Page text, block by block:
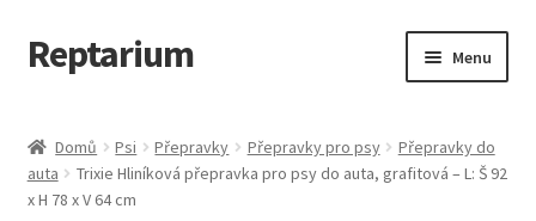
Přeskočit
na
Přejít
k
webu
Reptarium Menu
Košík
Domů Psi Přepravky Přepravky pro psy
Přepravky do
auta
Trixie Hliníková přepravka pro psy do auta, grafitová – L: Š 92
x H 78 x V 64 cm